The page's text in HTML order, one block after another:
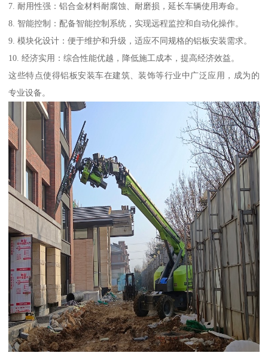
7. 耐用性强：铝合金材料耐腐蚀、耐磨损，延长车辆使用寿命。
8. 智能控制：配备智能控制系统，实现远程监控和自动化操作。
9. 模块化设计：便于维护和升级，适应不同规格的铝板安装需求。
10. 经济实用：综合性能优越，降低施工成本，提高经济效益。
这些特点使得铝板安装车在建筑、装饰等行业中广泛应用，成为的
专业设备。